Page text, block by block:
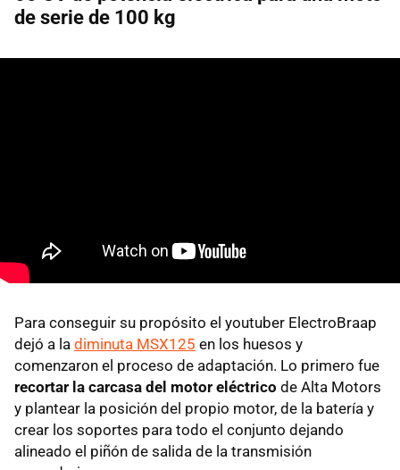
de serie de 100 kg
Para conseguir su propósito el youtuber ElectroBraap
dejó a la diminuta MSX125 en los huesos y
comenzaron el proceso de adaptación. Lo primero fue
recortar la carcasa del motor eléctrico de Alta Motors
y plantear la posición del propio motor, de la batería y
crear los soportes para todo el conjunto dejando
alineado el piñón de salida de la transmisión